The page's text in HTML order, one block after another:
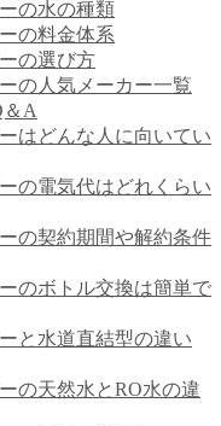
の水の種類
の料金体系
の選び方
の人気メーカー一覧
A
はどんな人に向いてい
の電気代はどれくらい
の契約期間や解約条件
のボトル交換は簡単で
と水道直結型の違い
の天然水とRO水の違